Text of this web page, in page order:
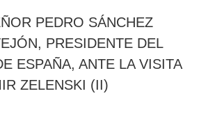
PEDRO SÁNCHEZ
PRESIDENTE DEL
ESPAÑA, ANTE LA VISITA
ZELENSKI (II)